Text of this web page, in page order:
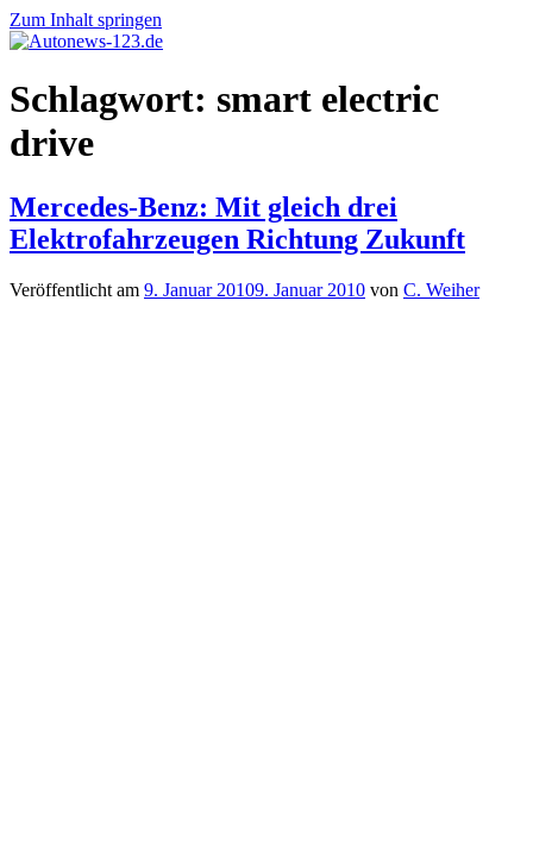
Zum Inhalt springen
Autonews-
123.de
Autonews
mit
Charme
Schlagwort: smart electric
drive
Mercedes-Benz: Mit gleich drei
Elektrofahrzeugen Richtung Zukunft
Veröffentlicht am 9. Januar 20109. Januar 2010 von C. Weiher